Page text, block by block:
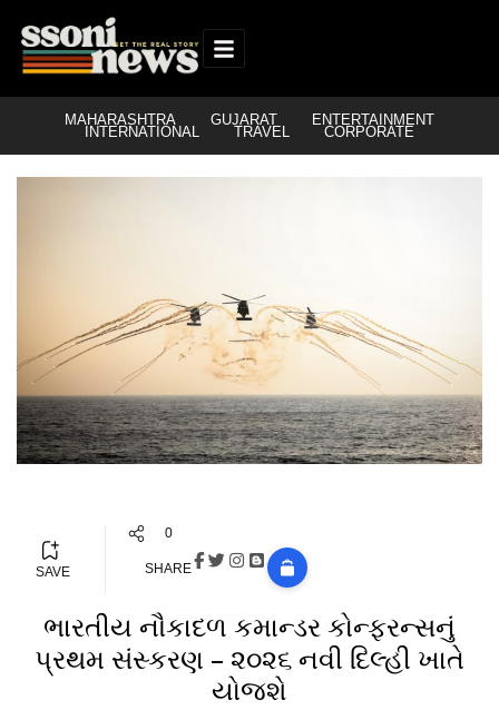
MAHARASHTRA GUJARAT ENTERTAINMENT
INTERNATIONAL TRAVEL CORPORATE
SAVE
0
SHARE
ભારતીય નૌકાદળ કમાન્ડર કોન્ફરન્સનું
પ્રથમ સંસ્કરણ – ૨૦૨૬ નવી દિલ્હી ખાતે
યોજશે